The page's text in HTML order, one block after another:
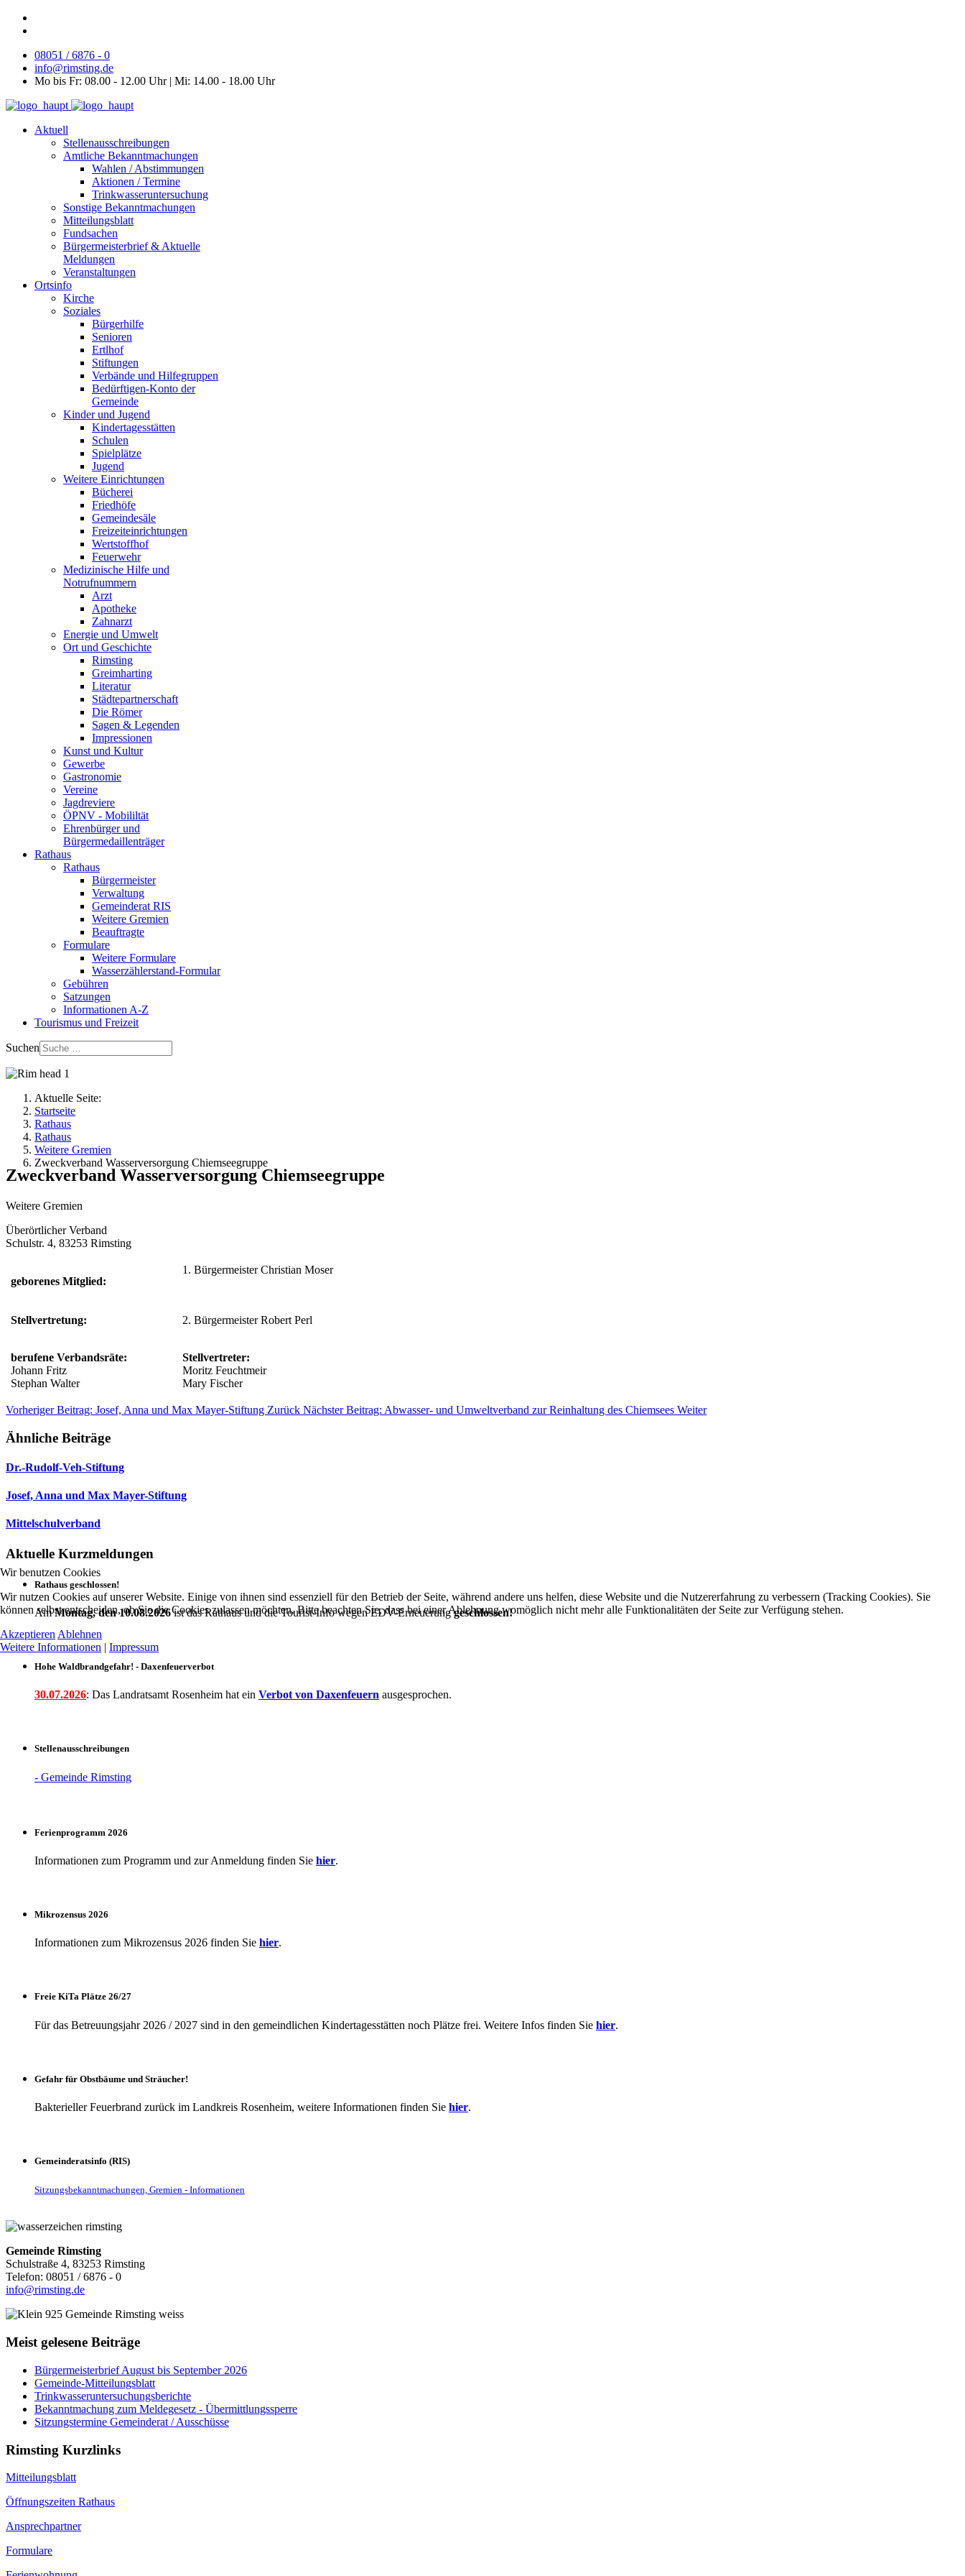
08051 / 6876 - 0
info@rimsting.de
Mo bis Fr: 08.00 - 12.00 Uhr | Mi: 14.00 - 18.00 Uhr
Aktuell
Stellenausschreibungen
Amtliche Bekanntmachungen
Wahlen / Abstimmungen
Aktionen / Termine
Trinkwasseruntersuchung
Sonstige Bekanntmachungen
Mitteilungsblatt
Fundsachen
Bürgermeisterbrief & Aktuelle
Meldungen
Veranstaltungen
Ortsinfo
Kirche
Soziales
Bürgerhilfe
Senioren
Ertlhof
Stiftungen
Verbände und Hilfegruppen
Bedürftigen-Konto der
Gemeinde
Kinder und Jugend
Kindertagesstätten
Schulen
Spielplätze
Jugend
Weitere Einrichtungen
Bücherei
Friedhöfe
Gemeindesäle
Freizeiteinrichtungen
Wertstoffhof
Feuerwehr
Medizinische Hilfe und
Notrufnummern
Arzt
Apotheke
Zahnarzt
Energie und Umwelt
Ort und Geschichte
Rimsting
Greimharting
Literatur
Städtepartnerschaft
Die Römer
Sagen & Legenden
Impressionen
Kunst und Kultur
Gewerbe
Gastronomie
Vereine
Jagdreviere
ÖPNV - Mobililtät
Ehrenbürger und
Bürgermedaillenträger
Rathaus
Rathaus
Bürgermeister
Verwaltung
Gemeinderat RIS
Weitere Gremien
Beauftragte
Formulare
Weitere Formulare
Wasserzählerstand-Formular
Gebühren
Satzungen
Informationen A-Z
Tourismus und Freizeit
Suchen
Aktuelle Seite:
Startseite
Rathaus
Rathaus
Weitere Gremien
Zweckverband Wasserversorgung Chiemseegruppe
Zweckverband Wasserversorgung Chiemseegruppe
Weitere Gremien
Überörtlicher Verband
Schulstr. 4, 83253 Rimsting
geborenes Mitglied:
1. Bürgermeister Christian Moser
Stellvertretung:
berufene Verbandsräte:
Johann Fritz
Stephan Walter
2. Bürgermeister Robert Perl
Stellvertreter:
Moritz Feuchtmeir
Mary Fischer
Vorheriger Beitrag: Josef, Anna und Max Mayer-Stiftung Zurück Nächster Beitrag: Abwasser- und Umweltverband zur Reinhaltung des Chiemsees Weiter
Ähnliche Beiträge
Dr.-Rudolf-Veh-Stiftung
Josef, Anna und Max Mayer-Stiftung
Mittelschulverband
Aktuelle Kurzmeldungen
Rathaus geschlossen!
AmMontag, den 10.08.2026ist das Rathaus und die Tourist-Info wegen EDV-Erneuerunggeschlossen!
Hohe Waldbrandgefahr! - Daxenfeuerverbot
30.07.2026: Das Landratsamt Rosenheim hat ein Verbot von Daxenfeuern ausgesprochen.
Stellenausschreibungen
- Gemeinde Rimsting
Ferienprogramm 2026
Informationen zum Programm und zur Anmeldung finden Sie hier.
Mikrozensus 2026
Informationen zum Mikrozensus 2026 finden Sie hier.
Freie KiTa Plätze 26/27
Für das Betreuungsjahr 2026 / 2027 sind in den gemeindlichen Kindertagesstätten noch Plätze frei. Weitere Infos finden Sie hier.
Gefahr für Obstbäume und Sträucher!
Bakterieller Feuerbrand zurück im Landkreis Rosenheim, weitere Informationen finden Sie hier.
Gemeinderatsinfo (RIS)
Sitzungsbekanntmachungen, Gremien - Informationen
Gemeinde Rimsting
Schulstraße 4, 83253 Rimsting
Telefon: 08051 / 6876 - 0
info@rimsting.de
Meist gelesene Beiträge
Bürgermeisterbrief August bis September 2026
Gemeinde-Mitteilungsblatt
Trinkwasseruntersuchungsberichte
Bekanntmachung zum Meldegesetz - Übermittlungssperre
Sitzungstermine Gemeinderat / Ausschüsse
Rimsting Kurzlinks
Mitteilungsblatt
Öffnungszeiten Rathaus
Ansprechpartner
Formulare
Wir benutzen Cookies
Wir nutzen Cookies auf unserer Website. Einige von ihnen sind essenziell für den Betrieb der Seite, während andere uns helfen, diese Website und die Nutzererfahrung zu verbessern (Tracking Cookies). Sie
können selbst entscheiden, ob Sie die Cookies zulassen möchten. Bitte beachten Sie, dass bei einer Ablehnung womöglich nicht mehr alle Funktionalitäten der Seite zur Verfügung stehen.
Akzeptieren Ablehnen
Weitere Informationen | Impressum